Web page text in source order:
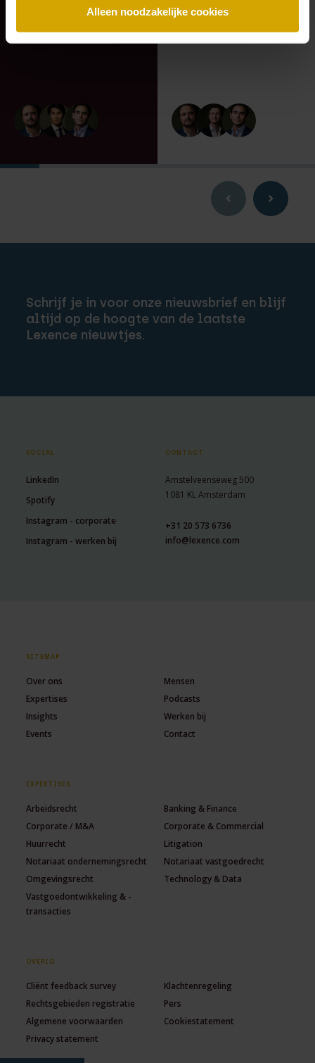
Alleen noodzakelijke cookies
Verkeer Service
Zuid-Holland.
Scheybeeck als
aandeelhouder
Schrijf je in voor onze nieuwsbrief en blijf
altijd op de hoogte van de laatste
Lexence nieuwtjes.
SOCIAL
LinkedIn
Spotify
Instagram - corporate
Instagram - werken bij
CONTACT
Amstelveenseweg 500
1081 KL Amsterdam
+31 20 573 6736
info@lexence.com
SITEMAP
Over ons
Mensen
Expertises
Podcasts
Insights
Werken bij
Events
Contact
EXPERTISES
Arbeidsrecht
Banking & Finance
Corporate / M&A
Corporate & Commercial
Huurrecht
Litigation
Notariaat ondernemingsrecht
Notariaat vastgoedrecht
Omgevingsrecht
Technology & Data
Vastgoedontwikkeling & -
transacties
OVERIG
Cliënt feedback survey
Klachtenregeling
Rechtsgebieden registratie
Pers
Algemene voorwaarden
Cookiestatement
Privacy statement